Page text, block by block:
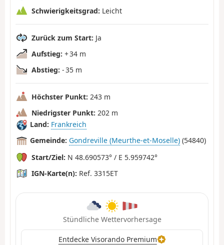
Schwierigkeitsgrad: Leicht
Zurück zum Start: Ja
Aufstieg: + 34 m
Abstieg: - 35 m
Höchster Punkt: 243 m
Niedrigster Punkt: 202 m
Land: Frankreich
Gemeinde: Gondreville (Meurthe-et-Moselle) (54840)
Start/Ziel: N 48.690573° / E 5.959742°
IGN-Karte(n): Ref. 3315ET
Stündliche Wettervorhersage
Entdecke Visorando Premium